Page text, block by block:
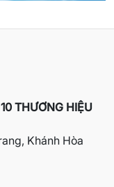
THƯƠNG HIỆU
Khánh Hòa